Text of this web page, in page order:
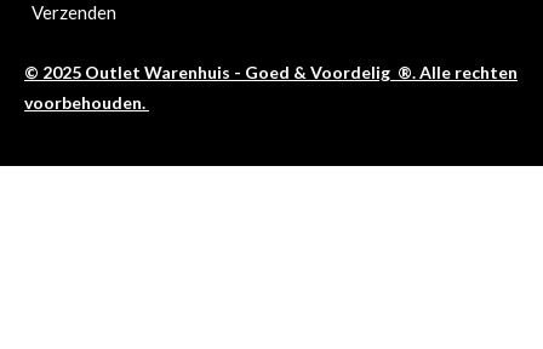
Verzenden
© 2025 Outlet Warenhuis - Goed & Voordelig ®. Alle rechten
voorbehouden.